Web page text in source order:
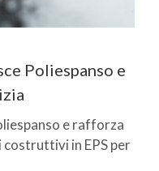
Poliespanso e
e rafforza
costruttivi in EPS per